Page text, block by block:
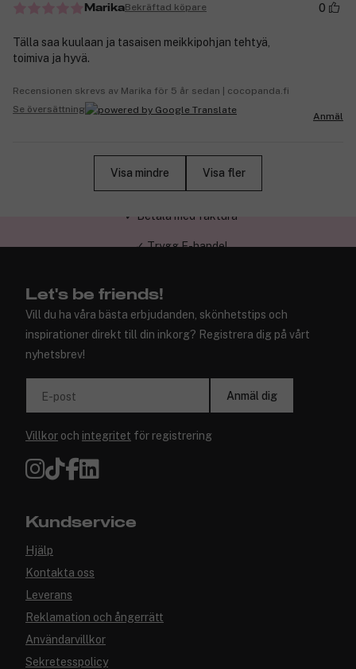
MarikaBekräftad köpare 0
Tälla saa kuulaan ja tasaisen meikkipohjan tehtyä,
toimiva ja hyvä.
Recensionen skrevs av Marika för 5 år sedan | cocopanda.fi
Se översättning
Anmäl
Visa mindre Visa fler
Let's be friends!
Vill du ha våra bästa erbjudanden, skönhetstips och
inspirationer direkt till din inkorg? Registrera dig på vårt
nyhetsbrev!
E-post Anmäl dig
Villkor och integritet för registrering
Kundservice
Hjälp
Kontakta oss
Leverans
Reklamation och ångerrätt
Användarvillkor
Sekretesspolicy